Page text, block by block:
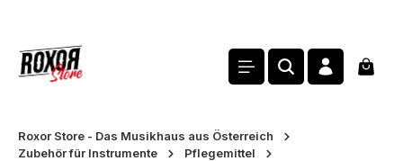
Roxor Store - Das Musikhaus aus Österreich
Zubehör für Instrumente
Pflegemittel